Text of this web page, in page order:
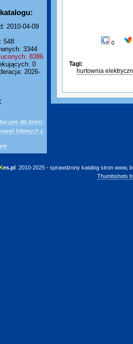
2010-04-09
548
3344
8386
0
2026-
dla dzieci
foliowych z
0
Tagi:
hurtownia
es.pl 2010-2025 - sprawdzony katalog stron www,
Thumbshots